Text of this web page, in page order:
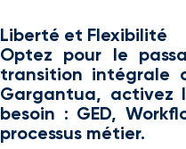
Liberté et Flexibilité
Optez pour le
transition intégrale
Gargantua, activez
besoin : GED,
processus métier.